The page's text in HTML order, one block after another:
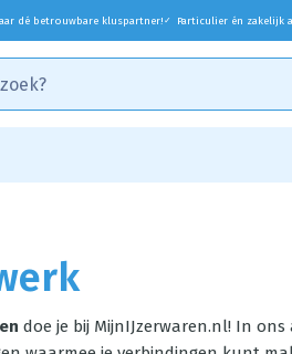
dé betrouwbare kluspartner! ✓ Particulier én zakelijk
doe je bij MijnIJzerwaren.nl! In